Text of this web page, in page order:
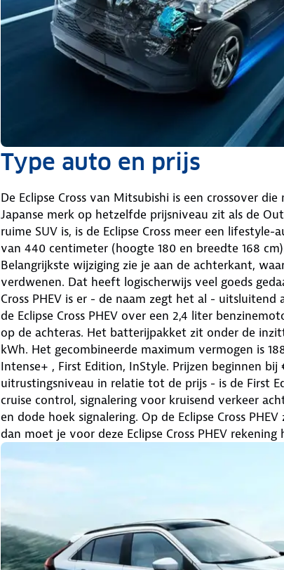
Type auto en prijs
De Eclipse Cross van Mitsubishi is een crossover
Japanse merk op hetzelfde prijsniveau zit als de
ruime SUV is, is de Eclipse Cross meer een
van 440 centimeter (hoogte 180 en breedte 168
Belangrijkste wijziging zie je aan de achterkant,
verdwenen. Dat heeft logischerwijs veel goeds
Cross PHEV is er - de naam zegt het al -
de Eclipse Cross PHEV over een 2,4 liter
op de achteras. Het batterijpakket zit onder de
kWh. Het gecombineerde maximum vermogen is
Intense+ , First Edition, InStyle. Prijzen beginnen
uitrustingsniveau in relatie tot de prijs - is de First
cruise control, signalering voor kruisend verkeer
en dode hoek signalering. Op de Eclipse Cross
dan moet je voor deze Eclipse Cross PHEV